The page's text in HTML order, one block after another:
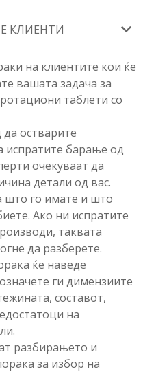
КЛИЕНТИ
на клиентите кои ќе
вашата задача за
таблети со
остварите
испратите барање од
очекуваат да
детали од вас.
што го имате и што
Ако ни испратите
таквата
да разберете.
ќе наведе
ги димензиите
составот,
на
разбирањето и
за избор на